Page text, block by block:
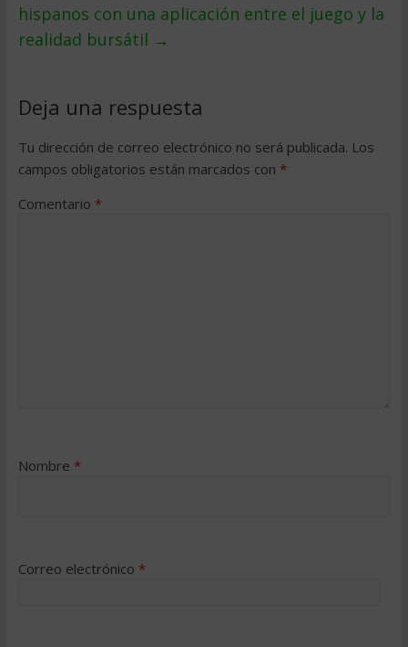
hispanos con una aplicación entre el juego y la
realidad bursátil →
Deja una respuesta
Tu dirección de correo electrónico no será publicada. Los
campos obligatorios están marcados con *
Comentario *
Nombre *
Correo electrónico *